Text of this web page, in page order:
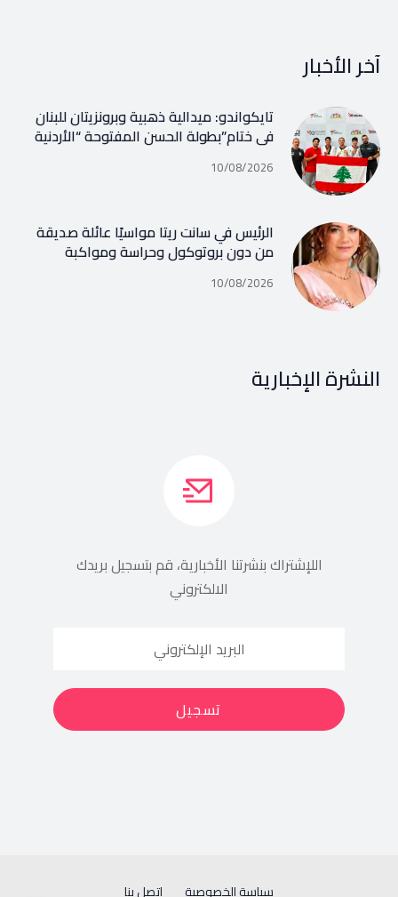
آخر الأخبار
تايكواندو: ميدالية ذهبية وبرونزيتان للبنان
في ختام”بطولة الحسن المفتوحة “الأردنية
10/08/2026
الرئيس في سانت ريتا مواسيًا عائلة صديقة
من دون بروتوكول وحراسة ومواكبة
10/08/2026
النشرة الإخبارية
اللإشتراك بنشرتنا الأخبارية، قم بتسجيل بريدك
الالكتروني
سياسة الخصوصية إتصل بنا